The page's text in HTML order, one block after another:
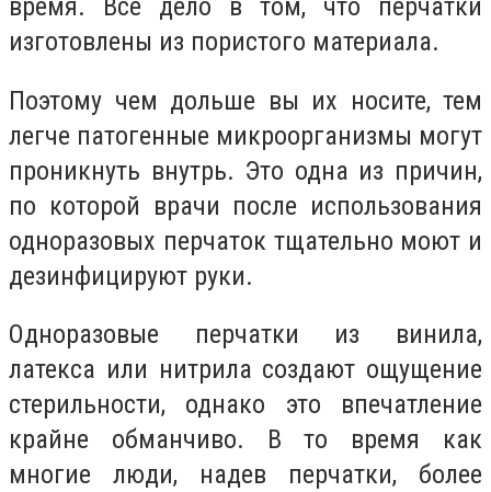
время. Все дело в том, что перчатки
изготовлены из пористого материала.
Поэтому чем дольше вы их носите, тем
легче патогенные микроорганизмы могут
проникнуть внутрь. Это одна из причин,
по которой врачи после использования
одноразовых перчаток тщательно моют и
дезинфицируют руки.
Одноразовые перчатки из винила,
латекса или нитрила создают ощущение
стерильности, однако это впечатление
крайне обманчиво. В то время как
многие люди, надев перчатки, более